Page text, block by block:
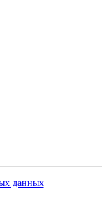
данных